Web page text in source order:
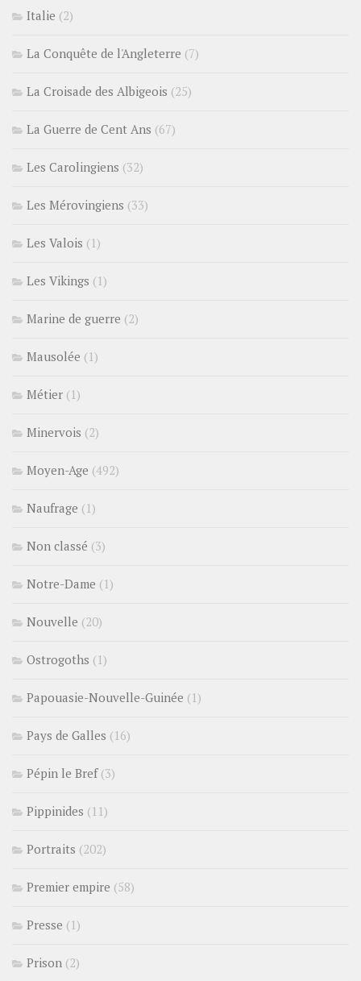
Italie (2)
La Conquête de l'Angleterre (7)
La Croisade des Albigeois (25)
La Guerre de Cent Ans (67)
Les Carolingiens (32)
Les Mérovingiens (33)
Les Valois (1)
Les Vikings (1)
Marine de guerre (2)
Mausolée (1)
Métier (1)
Minervois (2)
Moyen-Age (492)
Naufrage (1)
Non classé (3)
Notre-Dame (1)
Nouvelle (20)
Ostrogoths (1)
Papouasie-Nouvelle-Guinée (1)
Pays de Galles (16)
Pépin le Bref(3)
Pippinides (11)
Portraits (202)
Premier empire (58)
Presse (1)
Prison (2)